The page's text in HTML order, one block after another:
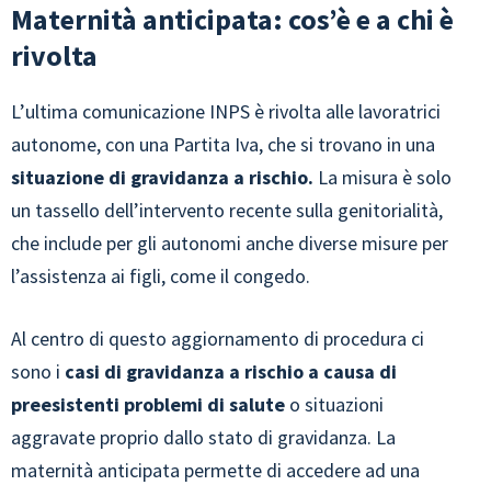
Maternità anticipata: cos’è e a chi è
rivolta
L’ultima comunicazione INPS è rivolta alle lavoratrici
autonome, con una Partita Iva, che si trovano in una
situazione di gravidanza a rischio. La misura è solo
un tassello dell’intervento recente sulla genitorialità,
che include per gli autonomi anche diverse misure per
l’assistenza ai figli, come il congedo.
Al centro di questo aggiornamento di procedura ci
sono i casi di gravidanza a rischio a causa di
preesistenti problemi di salute o situazioni
aggravate proprio dallo stato di gravidanza. La
maternità anticipata permette di accedere ad una